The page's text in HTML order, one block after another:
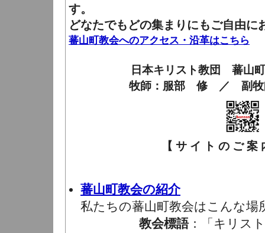
す。
どなたでもどの集まりにもご自由に
蕃山町教会へのアクセス・沿革はこちら
日本キリスト教団 蕃山
牧師：服部 修 ／ 副牧
【 サ イ ト の ご 案 内
蕃山町教会の紹介
私たちの蕃山町教会はこんな場
教会標語：「キリス